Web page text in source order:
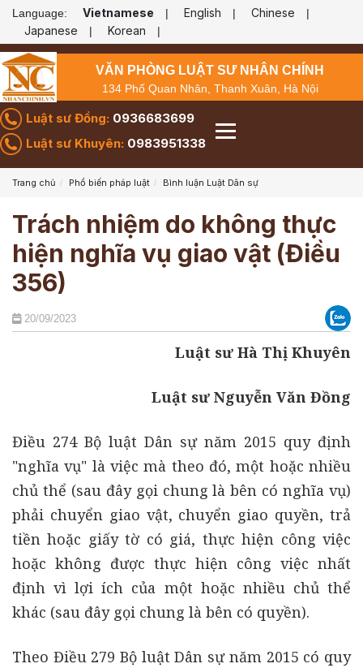
Language: Vietnamese | English | Chinese |
Japanese | Korean |
VĂN PHÒNG LUẬT SƯ NHÂN CHÍNH
134 Phố Quan Nhân, Thanh Xuân, Hà Nội
Luật sư Đồng: 0936683699
Luật sư Khuyên: 0983951338
Trang chủ Phổ biến pháp luật Bình luận Luật Dân sự
Trách nhiệm do không thực
hiện nghĩa vụ giao vật (Điều
356)
20/09/2023
Luật sư Hà Thị Khuyên
Luật sư Nguyễn Văn Đồng
Điều 274 Bộ luật Dân sự năm 2015 quy định
"nghĩa vụ" là việc mà theo đó, một hoặc nhiều
chủ thể (sau đây gọi chung là bên có nghĩa vụ)
phải chuyển giao vật, chuyển giao quyền, trả
tiền hoặc giấy tờ có giá, thực hiện công việc
hoặc không được thực hiện công việc nhất
định vì lợi ích của một hoặc nhiều chủ thể
khác (sau đây gọi chung là bên có quyền).
Theo Điều 279 Bộ luật Dân sự năm 2015 có quy